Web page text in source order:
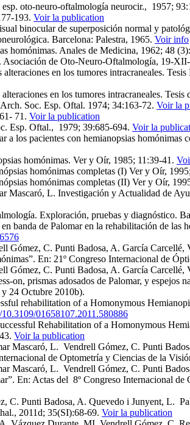
oto-neuro-oftalmología neurocir., 1957;
Voir la publication
binocular de superposición normal y
Barcelona: Palestra, 1965. Voir info
homónimas. Anales de Medicina, 1962; 48
de Oto‑Neuro‑Oftalmología, 19-­
en los tumores intracraneales.
en los tumores intracraneales.
Soc. Esp. Oftal. 1974; 34:163-72. Voir la
71. Voir la publication
Esp. Oftal., 1979; 39:685‑694. Voir la
los pacientes con hemianopsias
homónimas. Ver y Oír, 1985; 11:39-41.
homónimas completas (I) Ver y Oír,
homónimas completas (II) Ver y Oír,
L. Investigación y Actualidad de
Exploración, pruebas y diagnóstico.
banda de Palomar en la rehabilitación de
Gómez, C. Punti Badosa, A. García
En: 21º Congreso Internacional de
Gómez, C. Punti Badosa, A. García
on, prismas adosados de Palomar, y
24 Octubre 2010b).
rehabilitation of a Homonymous
01658107.2011.580886
Rehabilitation of a Homonymous
Voir la publication
Mascaró, L. Vendrell Gómez, C. Punti
de Optometría y Ciencias de la
Mascaró, L. Vendrell Gómez, C. Punti
En: Actas del 8º Congreso
C. Punti Badosa, A. Quevedo i Junyent, L.
2011d; 35(SI):68-69. Voir la publication